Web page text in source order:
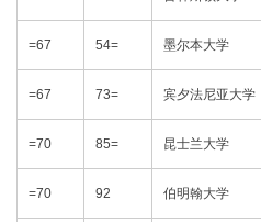
=67 54= 墨尔本大学
=67 73= 宾夕法尼亚大学
=70 85= 昆士兰大学
=70 92 伯明翰大学